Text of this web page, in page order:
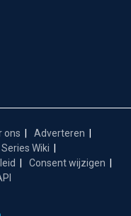
ons
Adverteren
Series Wiki
Consent wijzigen